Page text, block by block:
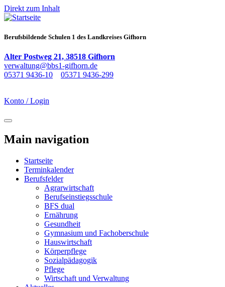
Direkt zum Inhalt
Berufsbildende Schulen 1 des Landkreises Gifhorn
Alter Postweg 21, 38518 Gifhorn
verwaltung@bbs1-gifhorn.de
05371 9436-10
05371 9436-299
Konto / Login
Navigation aktivieren/deaktivieren
Main navigation
Startseite
Terminkalender
Berufsfelder
Agrarwirtschaft
Berufseinstiegsschule
BFS dual
Ernährung
Gesundheit
Gymnasium und Fachoberschule
Hauswirtschaft
Körperpflege
Sozialpädagogik
Pflege
Wirtschaft und Verwaltung